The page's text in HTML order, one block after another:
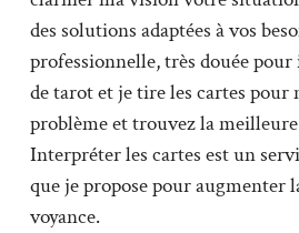
des solutions adaptées à vos
professionnelle, très douée
de tarot et je tire les cartes
problème et trouvez la
Interpréter les cartes est un
que je propose pour augmenter
voyance.